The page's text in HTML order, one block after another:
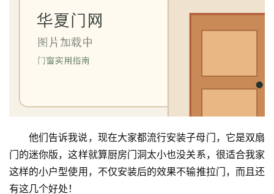
他们告诉我说，现在大家都流行安装子母门，它是双扇
门的迷你版，这样就算厨房门洞太小也没关系，很适合我家
这样的小户型使用，不仅安装后的效果不输推拉门，而且还
有这几个好处！